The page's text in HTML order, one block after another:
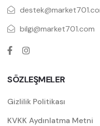
bilgi@market701.com
SÖZLEŞMELER
Gizlilik Politikası
KVKK Aydınlatma Metni